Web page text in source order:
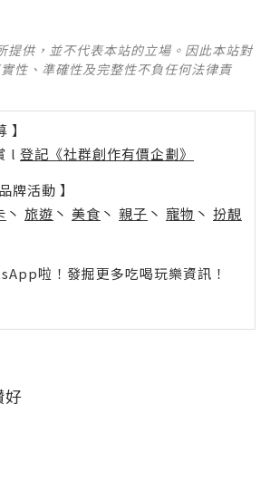
提供，並不代表本站的立場。因此本站對
性、準確性及完整性不負任何法律責
】
l 登記《社群創作有價企劃》
牌活動 】
丶 旅遊 丶 美食 丶 親子 丶 寵物 丶 扮靚
啦！發掘更多吃喝玩樂資訊！
好